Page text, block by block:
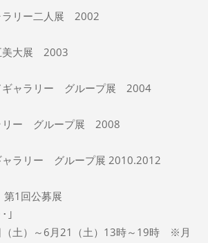
ラリー二人展 2002
大展 2003
ギャラリー グループ展 2004
リー グループ展 2008
ラリー グループ展 2010.2012
1回公募展
」
（土）～6月21（土）13時～19時 ※月